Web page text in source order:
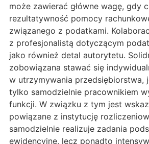
może zawierać główne wagę, gdy
rezultatywność pomocy
związanego z podatkami.
z profesjonalistą dotyczącym
jako również detal autorytetu.
zobowiązana stawać się
w utrzymywania przedsiębiorstwa,
tylko samodzielnie pracownikiem
funkcji. W związku z tym jest
powiązane z instytucję
samodzielnie realizuje zadania
ewidencyjne, lecz ponadto